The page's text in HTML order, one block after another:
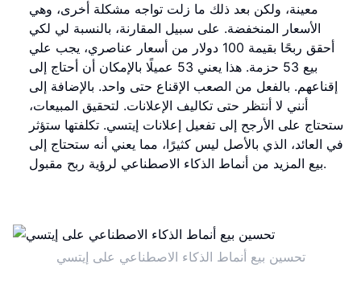
معينة، ولكن بعد ذلك ما زلت تواجه مشكلة أخرى، وهي
الأسعار المنخفضة. على سبيل المقارنة، بالنسبة لي لكي
أحقق ربحًا بقيمة 100 دولار من أسعار عناصري، يجب علي
بيع 53 حزمة. هذا يعني 53 عميلًا بالإمكان أن أحتاج إلى
إقناعهم. بالفعل من الصعب الإقناع حتى واحد. بالإضافة إلى
أنني لا أنتظر حتى تكاليف الإعلانات. لتحقيق المبيعات،
ستحتاج على الأرجح إلى تفعيل إعلانات إيتسي. تكلفتها ستؤثر
في العائد، الذي بالأصل ليس كثيرًا، مما يعني أنه ستحتاج إلى
بيع المزيد من أنماط الذكاء الاصطناعي لرؤية ربح مقبول.
تحسين بيع أنماط الذكاء الاصطناعي على إيتسي